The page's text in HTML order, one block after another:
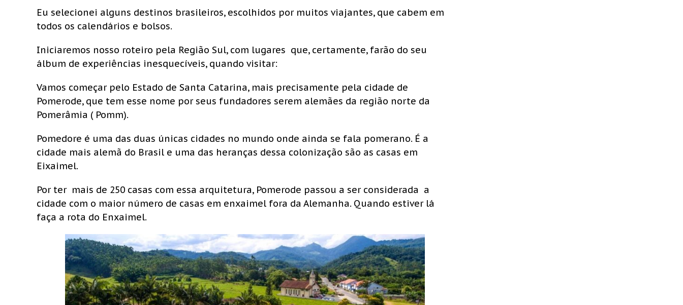
Eu selecionei alguns destinos brasileiros, escolhidos por muitos viajantes, que cabem em
todos os calendários e bolsos.
Iniciaremos nosso roteiro pela Região Sul, com lugares que, certamente, farão do seu
álbum de experiências inesquecíveis, quando visitar:
Vamos começar pelo Estado de Santa Catarina, mais precisamente pela cidade de
Pomerode, que tem esse nome por seus fundadores serem alemães da região norte da
Pomerâmia ( Pomm).
Pomedore é uma das duas únicas cidades no mundo onde ainda se fala pomerano. É a
cidade mais alemã do Brasil e uma das heranças dessa colonização são as casas em
Eixaimel.
Por ter mais de 250 casas com essa arquitetura, Pomerode passou a ser considerada a
cidade com o maior número de casas em enxaimel fora da Alemanha. Quando estiver lá
faça a rota do Enxaimel.